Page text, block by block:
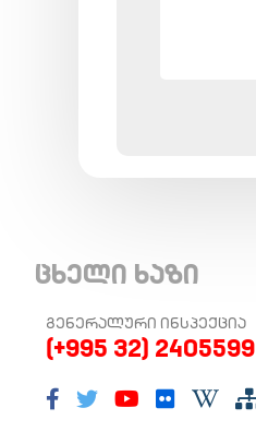
ცხელი ხაზი
ᲒᲔᲜᲔᲠᲐᲚᲣᲠᲘ ᲘᲜᲡᲞᲔᲥᲪᲘᲐ
(+995 32) 2405599